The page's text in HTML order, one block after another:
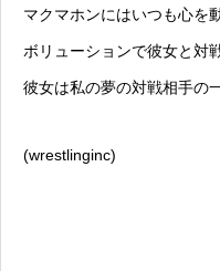
マクマホンにはいつも心を
ボリューションで彼女と対
彼女は私の夢の対戦相手の
(wrestlinginc)